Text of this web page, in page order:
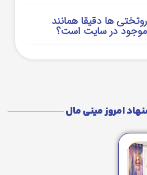
ها دقیقا همانند
در سایت است؟
امروز مینی مال